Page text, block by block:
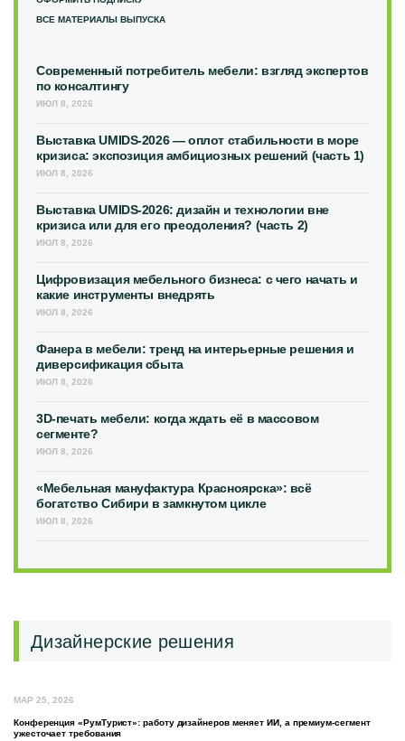
ВСЕ МАТЕРИАЛЫ ВЫПУСКА
Современный потребитель мебели: взгляд экспертов
по консалтингу
ИЮЛ 8, 2026
Выставка UMIDS-2026 — оплот стабильности в море
кризиса: экспозиция амбициозных решений (часть 1)
ИЮЛ 8, 2026
Выставка UMIDS-2026: дизайн и технологии вне
кризиса или для его преодоления? (часть 2)
ИЮЛ 8, 2026
Цифровизация мебельного бизнеса: с чего начать и
какие инструменты внедрять
ИЮЛ 8, 2026
Фанера в мебели: тренд на интерьерные решения и
диверсификация сбыта
ИЮЛ 8, 2026
3D-печать мебели: когда ждать её в массовом
сегменте?
ИЮЛ 8, 2026
«Мебельная мануфактура Красноярска»: всё
богатство Сибири в замкнутом цикле
ИЮЛ 8, 2026
Дизайнерские решения
МАР 25, 2026
Конференция «РумТурист»: работу дизайнеров меняет ИИ, а премиум-сегмент
ужесточает требования